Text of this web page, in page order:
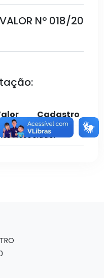
Nº 018/2026
Cadastro
Associado.